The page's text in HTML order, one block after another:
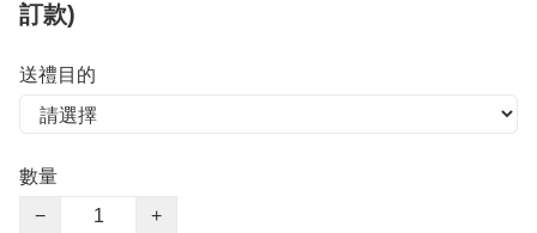
訂款)
送禮目的
數量
−
+